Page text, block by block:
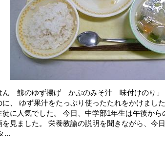
ん 鯵のゆず揚げ かぶのみそ汁 味付けのり」
に、 ゆず果汁をたっぷり使ったたれをかけまし
徒に人気でした。 今日、中学部1年生は午後か
見ました。 栄養教諭の説明を聞きながら、今
...